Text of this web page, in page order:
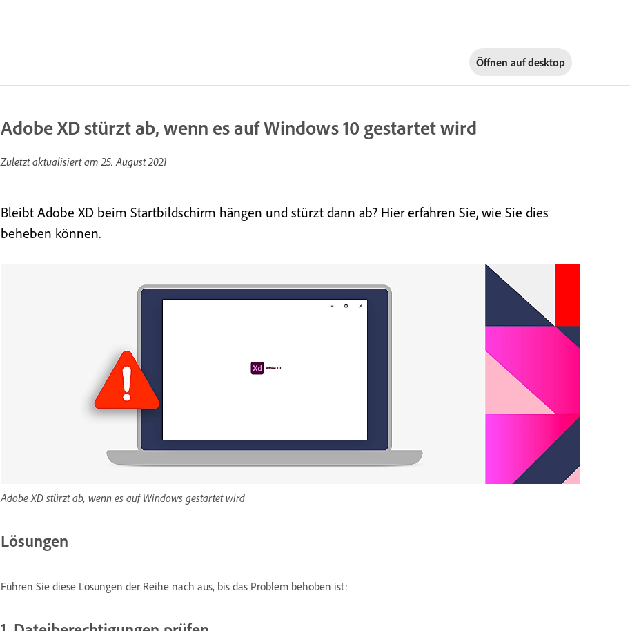
Öffnen aufdesktop
Adobe XD stürzt ab, wenn es auf Windows 10 gestartet wird
Zuletzt aktualisiert am25. August 2021
Bleibt Adobe XD beim Startbildschirm hängen und stürzt dann ab? Hier erfahren Sie, wie Sie dies
beheben können.
Adobe XD stürzt ab, wenn es auf Windows gestartet wird
Lösungen
Führen Sie diese Lösungen der Reihe nach aus, bis das Problem behoben ist: